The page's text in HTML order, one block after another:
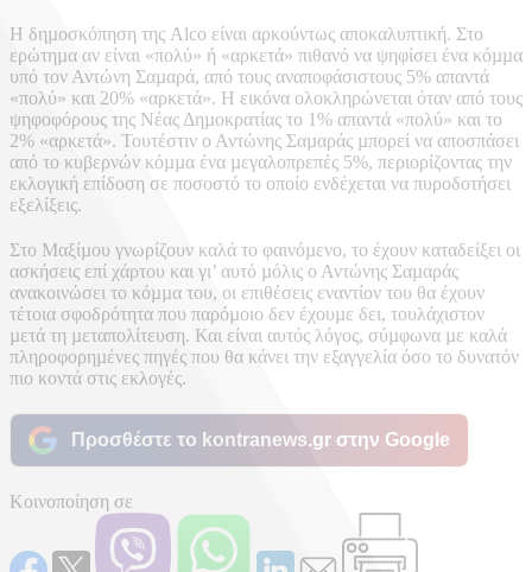
Η δηµοσκόπηση της Alco είναι αρκούντως αποκαλυπτική. Στο
ερώτηµα αν είναι «πολύ» ή «αρκετά» πιθανό να ψηφίσει ένα κόµµα
υπό τον Αντώνη Σαµαρά, από τους αναποφάσιστους 5% απαντά
«πολύ» και 20% «αρκετά». Η εικόνα ολοκληρώνεται όταν από τους
ψηφοφόρους της Νέας Δηµοκρατίας το 1% απαντά «πολύ» και το
2% «αρκετά». Τουτέστιν ο Αντώνης Σαµαράς µπορεί να αποσπάσει
από το κυβερνών κόµµα ένα µεγαλοπρεπές 5%, περιορίζοντας την
εκλογική επίδοση σε ποσοστό το οποίο ενδέχεται να πυροδοτήσει
εξελίξεις.
Στο Μαξίµου γνωρίζουν καλά το φαινόµενο, το έχουν καταδείξει οι
ασκήσεις επί χάρτου και γι’ αυτό µόλις ο Αντώνης Σαµαράς
ανακοινώσει το κόµµα του, οι επιθέσεις εναντίον του θα έχουν
τέτοια σφοδρότητα που παρόµοιο δεν έχουµε δει, τουλάχιστον
µετά τη µεταπολίτευση. Και είναι αυτός λόγος, σύµφωνα µε καλά
πληροφορηµένες πηγές που θα κάνει την εξαγγελία όσο το δυνατόν
πιο κοντά στις εκλογές.
Προσθέστε το kontranews.gr στην Google
Κοινοποίηση σε